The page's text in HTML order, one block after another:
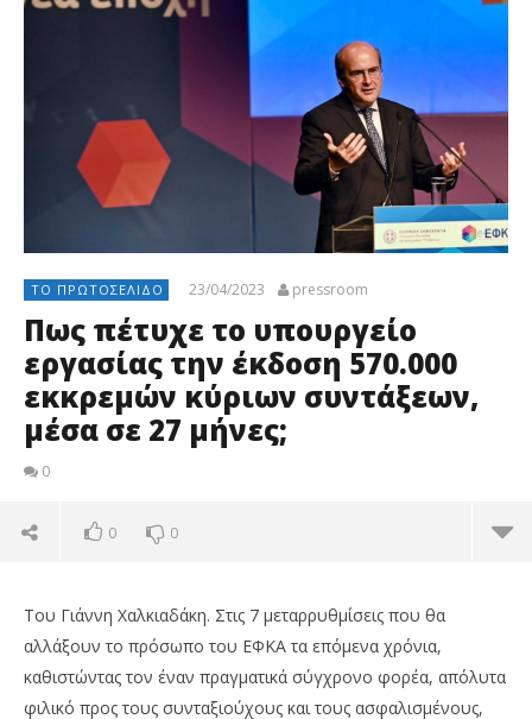
ΤΟ ΠΡΩΤΟΣΈΛΙΔΟ 23/04/2023 pressroom
Πως πέτυχε το υπουργείο
εργασίας την έκδοση 570.000
εκκρεμών κύριων συντάξεων,
μέσα σε 27 μήνες;
0
0 0
Του Γιάννη Χαλκιαδάκη. Στις 7 μεταρρυθμίσεις που θα
αλλάξουν το πρόσωπο του ΕΦΚΑ τα επόμενα χρόνια,
καθιστώντας τον έναν πραγματικά σύγχρονο φορέα, απόλυτα
φιλικό προς τους συνταξιούχους και τους ασφαλισμένους,